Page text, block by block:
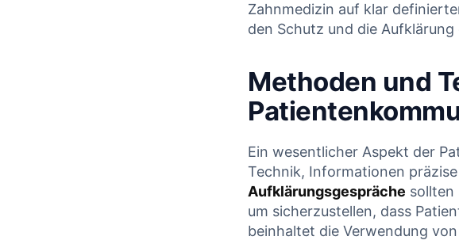
Zahnmedizin auf klar
den ​Schutz und⁢ die
Methoden und
Ein wesentlicher Aspekt der
Technik, ⁣Informationen
Aufklärungsgespräche
um sicherzustellen, ⁤dass
beinhaltet die Verwendung von